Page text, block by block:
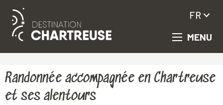
Aller
principal
MENU
FR
Randonnée accompagnée en Chartreuse
et ses alentours